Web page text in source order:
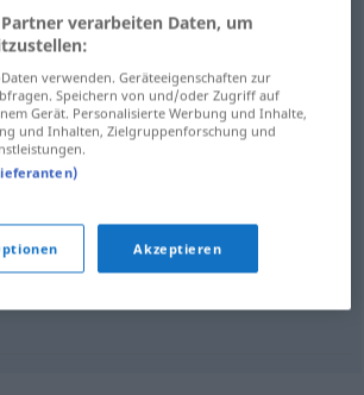
verschlagen
kesilmek
verschlagen
verschlagen
verarbeiten Daten, um
verwenden. Geräteeigenschaften zur
Speichern von und/oder Zugriff auf
Gerät. Personalisierte Werbung und Inhalte,
und Inhalten, Zielgruppenforschung und
Akzeptieren